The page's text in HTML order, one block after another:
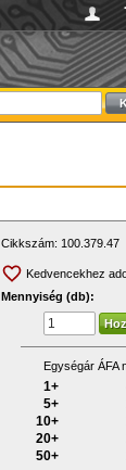
Cikkszám: 100.379.47
Kedvencekhez
Mennyiség (db):
Egységár ÁFA
1+
5+
10+
20+
50+